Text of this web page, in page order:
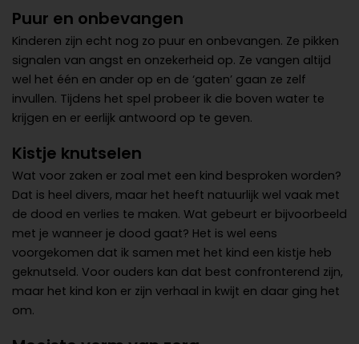
Puur en onbevangen
Kinderen zijn echt nog zo puur en onbevangen. Ze pikken
signalen van angst en onzekerheid op. Ze vangen altijd
wel het één en ander op en de ‘gaten’ gaan ze zelf
invullen. Tijdens het spel probeer ik die boven water te
krijgen en er eerlijk antwoord op te geven.
Kistje knutselen
Wat voor zaken er zoal met een kind besproken worden?
Dat is heel divers, maar het heeft natuurlijk wel vaak met
de dood en verlies te maken. Wat gebeurt er bijvoorbeeld
met je wanneer je dood gaat? Het is wel eens
voorgekomen dat ik samen met het kind een kistje heb
geknutseld. Voor ouders kan dat best confronterend zijn,
maar het kind kon er zijn verhaal in kwijt en daar ging het
om.